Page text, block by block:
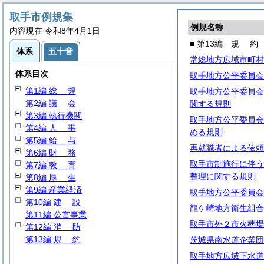
例規名称
■ 第13編 規 約
常総地方広域市町
取手地方公平委員
取手地方公平委員
関する規則
取手地方公平委員
める規則
再就職者による依
取手市制施行に伴
整理に関する規則
取手地方公平委員
龍ケ崎地方衛生組
取手市外２市火葬
茨城県南水道企業
取手地方広域下水
取手市例規集
内容現在 令和8年4月1日
体系 五十音
体系目次
第1編 総 規
第2編 議 会
第3編 執行機関
第4編 人 事
第5編 給 与
第6編 財 務
第7編 教 育
第8編 厚 生
第9編 産業経済
第10編 建 設
第11編 公営事業
第12編 消 防
第13編 規 約